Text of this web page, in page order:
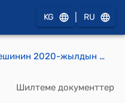
KG RU
КР Жогорку Кеңешинин 2020-жылдын 5-февралындагы № 3522-VI "2019-жылдын 12-июнунда Бишкек шаарында кол коюлган Кыргыз Республикасынын Өкмөтү менен Монголия Өкмөтүнүн ортосундагы Терроризм менен күрөшүүдөгү кызматташтык жөнүндө макулдашууну ратификациялоо тууралуу" Кыргыз Республикасынын Мыйзамынын долбоорун биринчи окууда кабыл алуу жөнүндө" токтому
Шилтеме документтер